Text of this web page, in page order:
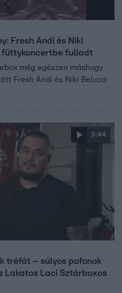
Fresh Andi és Niki
füttykoncertbe fulladt
még egészen máshogy
Fresh Andi és Niki Belucci
3:44
tréfát – súlyos pofonok
Lakatos Laci Sztárboxos